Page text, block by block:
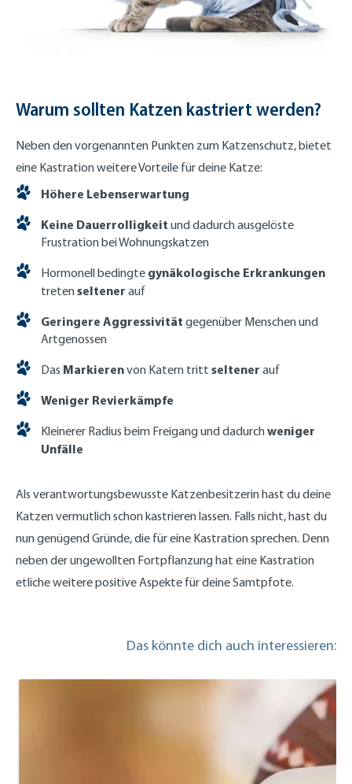
Warum sollten Katzen kastriert werden?
Neben den vorgenannten Punkten zum Katzenschutz, bietet
eine Kastration weitere Vorteile für deine Katze:
Höhere Lebenserwartung
Keine Dauerrolligkeit und dadurch ausgelöste
Frustration bei Wohnungskatzen
Hormonell bedingte gynäkologische Erkrankungen
tretenseltener auf
Geringere Aggressivität gegenüber Menschen und
Artgenossen
Das Markierenvon Katern tritt seltener auf
Weniger Revierkämpfe
Kleinerer Radius beim Freigang und dadurchweniger
Unfälle
Als verantwortungsbewusste Katzenbesitzerin hast du deine
Katzen vermutlich schon kastrieren lassen. Falls nicht, hast du
nun genügend Gründe, die für eine Kastration sprechen. Denn
neben der ungewollten Fortpflanzung hat eine Kastration
etliche weitere positive Aspekte für deine Samtpfote.
Das könnte dich auch interessieren: